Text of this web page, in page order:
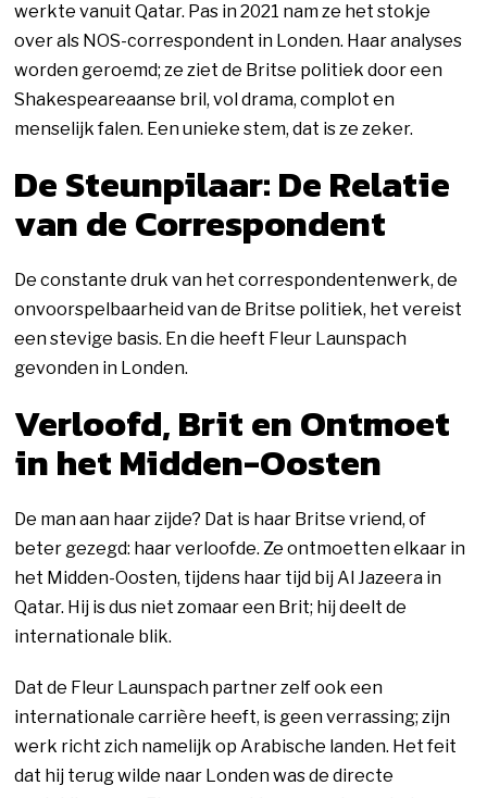
werkte vanuit Qatar. Pas in 2021 nam ze het stokje
over als NOS-correspondent in Londen. Haar analyses
worden geroemd; ze ziet de Britse politiek door een
Shakespeareaanse bril, vol drama, complot en
menselijk falen. Een unieke stem, dat is ze zeker.
De Steunpilaar: De Relatie
van de Correspondent
De constante druk van het correspondentenwerk, de
onvoorspelbaarheid van de Britse politiek, het vereist
een stevige basis. En die heeft Fleur Launspach
gevonden in Londen.
Verloofd, Brit en Ontmoet
in het Midden-Oosten
De man aan haar zijde? Dat is haar Britse vriend, of
beter gezegd: haar verloofde. Ze ontmoetten elkaar in
het Midden-Oosten, tijdens haar tijd bij Al Jazeera in
Qatar. Hij is dus niet zomaar een Brit; hij deelt de
internationale blik.
Dat de Fleur Launspach partner zelf ook een
internationale carrière heeft, is geen verrassing; zijn
werk richt zich namelijk op Arabische landen. Het feit
dat hij terug wilde naar Londen was de directe